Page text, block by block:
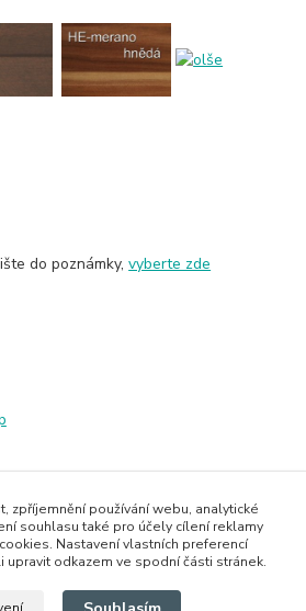
do poznámky,vyberte zde
zpříjemnění používání webu, analytické
souhlasu také pro účely cílení reklamy
Nastavení vlastních preferencí
upravit odkazem ve spodní části stránek.